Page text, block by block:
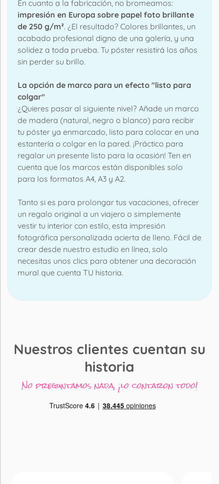
En cuanto a la fabricación, no bromeamos:
impresión en Europa sobre papel foto brillante
de 250 g/m². ¿El resultado? Colores brillantes, un
acabado profesional digno de una galería, y una
solidez a toda prueba. Tu póster resistirá los años
sin perder su brillo.
La opción de marco para un efecto "listo para
colgar"
¿Quieres pasar al siguiente nivel? Añade un marco
de madera (natural, negro o blanco) para recibir
tu póster ya enmarcado, listo para colocar en una
estantería o colgar en la pared. ¡Práctico para
regalar un presente listo para la ocasión! Ten en
cuenta que los marcos están disponibles solo
para los formatos A4, A3 y A2.
Tanto si es para prolongar tus vacaciones, ofrecer
un regalo original a un viajero o simplemente
vestir tu interior con estilo, esta impresión
fotográfica personalizada acierta de lleno. Fácil de
crear desde nuestro estudio en línea, solo
necesitas unos clics para obtener una decoración
mural que cuenta TU historia.
Nuestros clientes cuentan su
historia
No preguntamos nada, ¡lo contaron todo!